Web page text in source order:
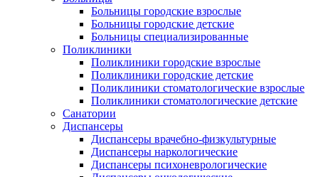
Больницы городские взрослые
Больницы городские детские
Больницы специализированные
Поликлиники
Поликлиники городские взрослые
Поликлиники городские детские
Поликлиники стоматологические взрослые
Поликлиники стоматологические детские
Санатории
Диспансеры
Диспансеры врачебно-физкультурные
Диспансеры наркологические
Диспансеры психоневрологические